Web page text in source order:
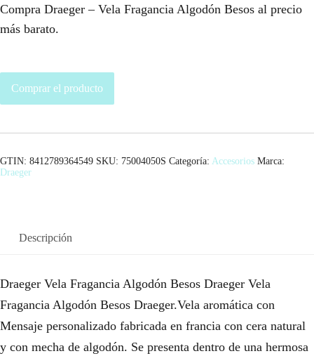
Compra Draeger – Vela Fragancia Algodón Besos al precio
más barato.
Comprar el producto
GTIN: 8412789364549 SKU: 75004050S Categoría: Accesorios Marca:
Draeger
Descripción
Draeger Vela Fragancia Algodón Besos Draeger Vela
Fragancia Algodón Besos Draeger.Vela aromática con
Mensaje personalizado fabricada en francia con cera natural
y con mecha de algodón. Se presenta dentro de una hermosa